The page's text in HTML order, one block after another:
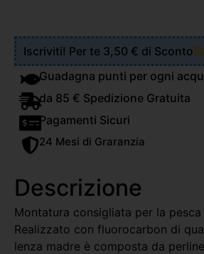
Iscriviti! Per te 3,50 € di Sconto
Guadagna punti per ogni
da 85 € Spedizione Gratuita
Pagamenti Sicuri
24 Mesi di Graranzia
Descrizione
Montatura consigliata per la
Realizzato con fluorocarbon di
lenza madre è composta da